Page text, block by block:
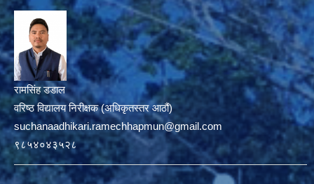
रामसिंह डडाल
वरिष्ठ विद्यालय निरीक्षक (अधिकृतस्तर आठौं)
suchanaadhikari.ramechhapmun@gmail.com
९८५४०४३५२८